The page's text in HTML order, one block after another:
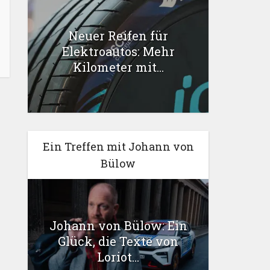
Neuer Reifen für
Elektroautos: Mehr
Kilometer mit...
Ein Treffen mit Johann von
Bülow
Johann von Bülow: Ein
Glück, die Texte von
Loriot...